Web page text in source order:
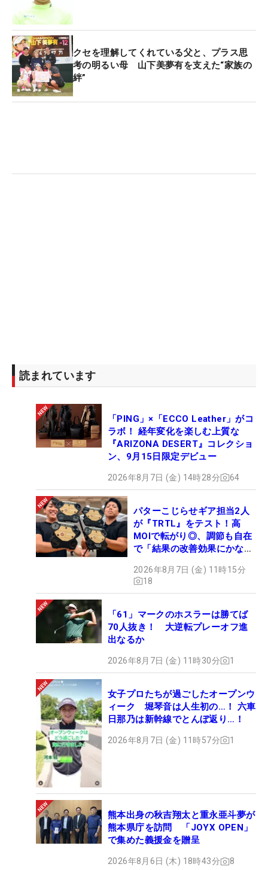
田さいきをとらえ、同ホールを藤田がボギーとした
ことで、一気にかわした。
大阪出身の山下にとって、兵庫県開催の今大会はま
さに地元。「帰ってきたなという感じ。テンション
が上がりました」。父母弟妹の家族に加え、いと
こ、高校の同級生、ゴルフ部の後輩、ゴルフの友
トン
ナメントに訪れている大会。もしかしたら、目に見
クセを理解してくれている父と、プラス思
考の明るい母 山下美夢有を支えた“家族の
絆”
読まれています
「PING」×「ECCO Leather」がコ
ラボ！ 経年変化を楽しむ上質な
『ARIZONA DESERT』コレクショ
ン、9月15日限定デビュー
2026年8月7日 (金) 14時28分 64
パターこじらせギア担当2人
が『TRTL』をテスト！高
MOIで転がり◎、調節も自在
で「結果の改善効果にかなり
2026年8月7日 (金) 11時15分
18
「61」マークのホスラーは勝てば
70人抜き！ 大逆転プレーオフ進
出なるか
2026年8月7日 (金) 11時30分 1
女子プロたちが過ごしたオープンウ
ィーク 堀琴音は人生初の…！ 六車
日那乃は新幹線でとんぼ返り…！
2026年8月7日 (金) 11時57分 1
熊本出身の秋吉翔太と重永亜斗夢が
熊本県庁を訪問 「JOYX OPEN」
で集めた義援金を贈呈
2026年8月6日 (木) 18時43分 8